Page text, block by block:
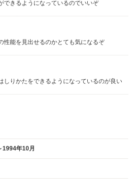
できるようになっているのでいいぞ
性能を見出せるのかとても気になるぞ
しりかたをできるようになっているのが良い
1994年10月